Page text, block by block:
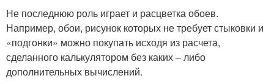
Не последнюю роль играет и расцветка обоев.
Например, обои, рисунок которых не требует стыковки и
«подгонки» можно покупать исходя из расчета,
сделанного калькулятором без каких – либо
дополнительных вычислений.